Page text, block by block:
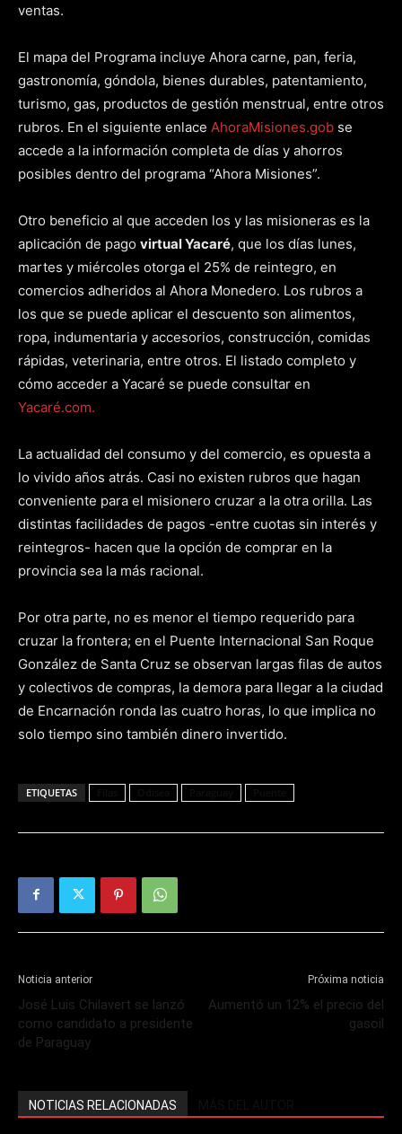
ventas.
El mapa del Programa incluye Ahora carne, pan, feria,
gastronomía, góndola, bienes durables, patentamiento,
turismo, gas, productos de gestión menstrual, entre otros
rubros. En el siguiente enlace AhoraMisiones.gob se
accede a la información completa de días y ahorros
posibles dentro del programa “Ahora Misiones”.
Otro beneficio al que acceden los y las misioneras es la
aplicación de pago virtual Yacaré, que los días lunes,
martes y miércoles otorga el 25% de reintegro, en
comercios adheridos al Ahora Monedero. Los rubros a
los que se puede aplicar el descuento son alimentos,
ropa, indumentaria y accesorios, construcción, comidas
rápidas, veterinaria, entre otros. El listado completo y
cómo acceder a Yacaré se puede consultar en
Yacaré.com.
La actualidad del consumo y del comercio, es opuesta a
lo vivido años atrás. Casi no existen rubros que hagan
conveniente para el misionero cruzar a la otra orilla. Las
distintas facilidades de pagos -entre cuotas sin interés y
reintegros- hacen que la opción de comprar en la
provincia sea la más racional.
Por otra parte, no es menor el tiempo requerido para
cruzar la frontera; en el Puente Internacional San Roque
González de Santa Cruz se observan largas filas de autos
y colectivos de compras, la demora para llegar a la ciudad
de Encarnación ronda las cuatro horas, lo que implica no
solo tiempo sino también dinero invertido.
ETIQUETAS
Noticia anterior
José Luis Chilavert se lanzó
como candidato a presidente
de Paraguay
Próxima noticia
Aumentó un 12% el precio del
gasoil
NOTICIAS RELACIONADAS